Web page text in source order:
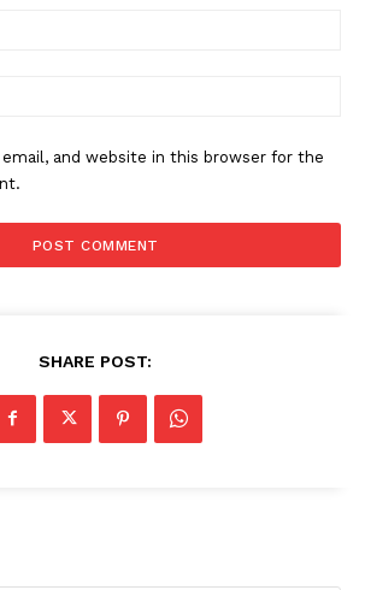
email, and website in this browser for the
SHARE POST: